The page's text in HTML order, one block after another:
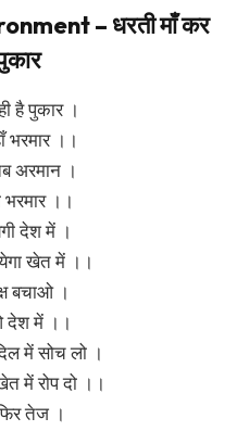
– धरती माँ कर
है पुकार ।
भरमार ।।
अरमान ।
भरमार ।।
देश में ।
खेत में ।।
बचाओ ।
देश में ।।
में सोच लो ।
में रोप दो ।।
तेज ।